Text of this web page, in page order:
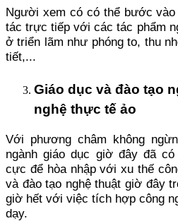
Người xem có có thể bước
tác trực tiếp với các tác phẩm
ở triển lãm như phóng to, thu
tiết,...
Giáo dục và đào tạo
nghệ thực tế ảo
Với phương châm không
ngành giáo dục giờ đây đã
cực để hòa nhập với xu thế
và đào tạo nghệ thuật giờ đây
giờ hết với việc tích hợp công
dạy.